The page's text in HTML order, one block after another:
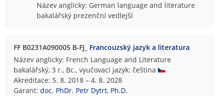
Název anglicky: German language and literature
bakalářský prezenční vedlejší
FF B0231A090005 B-FJ_ Francouzský jazyk a literatura
Název anglicky: French Language and Literature
bakalářský, 3 r., Bc., vyučovací jazyk: čeština
Akreditace: 5. 8. 2018 – 4. 8. 2028
Garant:doc. PhDr. Petr Dytrt, Ph.D.